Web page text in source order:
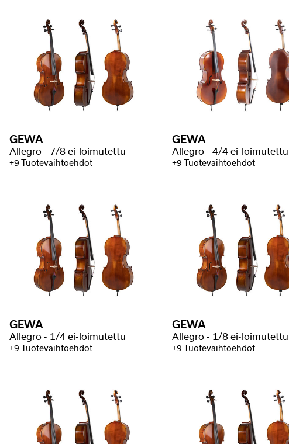
GEWA
Allegro - 7/8 ei-loimutettu
+9 Tuotevaihtoehdot
GEWA
Allegro - 4/4 ei-loimutettu
+9 Tuotevaihtoehdot
GEWA
Allegro - 1/4 ei-loimutettu
+9 Tuotevaihtoehdot
GEWA
Allegro - 1/8 ei-loimutettu
+9 Tuotevaihtoehdot